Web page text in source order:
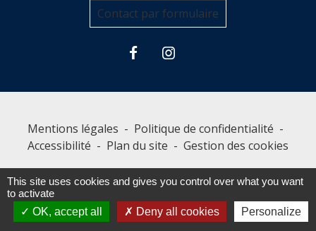
Contact par formulaire
Mentions légales - Politique de confidentialité -
Accessibilité - Plan du site - Gestion des cookies
This site uses cookies and gives you control over what you want
to activate
OK, accept all
Deny all cookies Personalize